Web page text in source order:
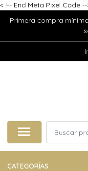
< !-- End Meta Pixel Code --
Primera compra
CATEGORÍAS